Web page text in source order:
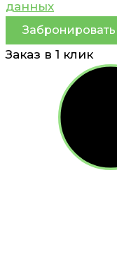
данных
Забронировать
Заказ в 1 клик